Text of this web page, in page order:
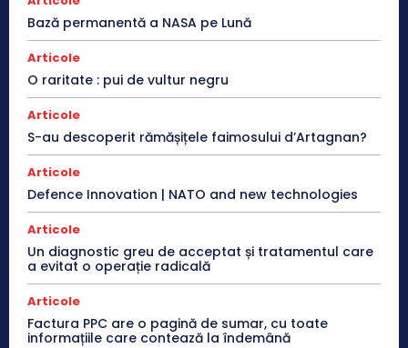
Bază permanentă a NASA pe Lună
Articole
O raritate : pui de vultur negru
Articole
S-au descoperit rămășițele faimosului d’Artagnan?
Articole
Defence Innovation | NATO and new technologies
Articole
Un diagnostic greu de acceptat și tratamentul care
a evitat o operație radicală
Articole
Factura PPC are o pagină de sumar, cu toate
informațiile care contează la îndemână